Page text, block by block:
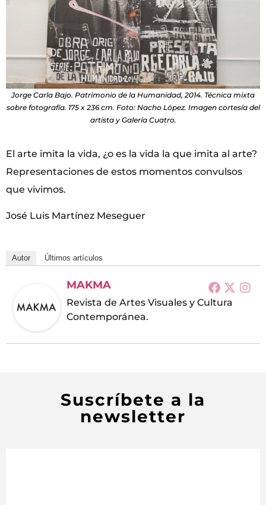
Jorge Carla Bajo. Patrimonio de la Humanidad, 2014. Técnica mixta
sobre fotografía. 175 x 236 cm. Foto: Nacho López. Imagen cortesía del
artista y Galería Cuatro.
El arte imita la vida, ¿o es la vida la que imita al arte?
Representaciones de estos momentos convulsos
que vivimos.
José Luis Martínez Meseguer
Autor Últimos artículos
MAKMA
Revista de Artes Visuales y Cultura
Contemporánea.
Suscríbete a la
newsletter